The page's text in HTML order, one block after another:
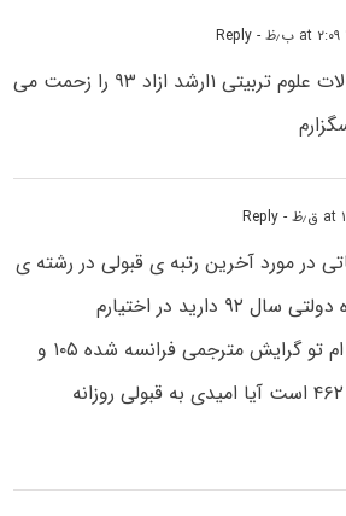
- Reply
باسلام لطفا دفترچه سوالات علوم تربیتی ۱ارشد ازاد ۹۳ را زحمت می
- Reply
در مورد آخرین رتبه ی قبولی در رشته ی
مترجمی فرانسه دانشگاه دولتی سال ۹۲ دارید در اختیارم
بگذارید.من امسال رتبه ام تو گرایش مترجمی فرانسه شده ۱۰۵ و
آخرین رتبه ی مجاز هم ۴۶۲ است آیا امیدی به قبولی روزانه